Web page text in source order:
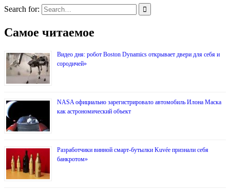
Search for:
Самое читаемое
Видео дня: робот Boston Dynamics открывает двери для себя и
сородичей»
NASA официально зарегистрировало автомобиль Илона Маска
как астрономический объект
Разработчики винной смарт-бутылки Kuvée признали себя
банкротом»